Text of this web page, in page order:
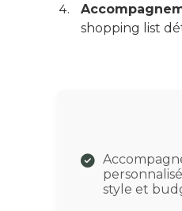
shopping list
style et